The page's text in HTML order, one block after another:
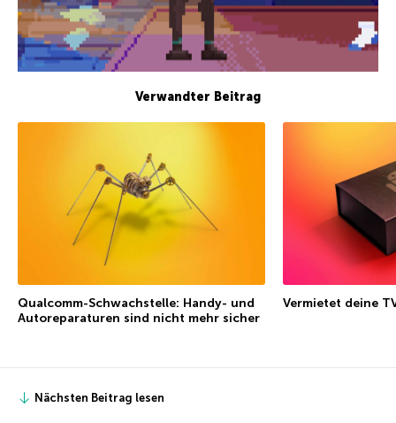
Verwandter Beitrag
Qualcomm-Schwachstelle: Handy- und
Autoreparaturen sind nicht mehr sicher
Vermietet deine
Nächsten Beitrag lesen